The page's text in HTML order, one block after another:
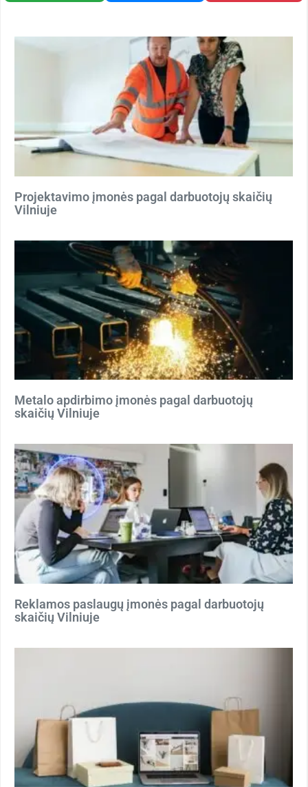
Projektavimo įmonės pagal darbuotojų skaičių
Vilniuje
Metalo apdirbimo įmonės pagal darbuotojų
skaičių Vilniuje
Reklamos paslaugų įmonės pagal darbuotojų
skaičių Vilniuje